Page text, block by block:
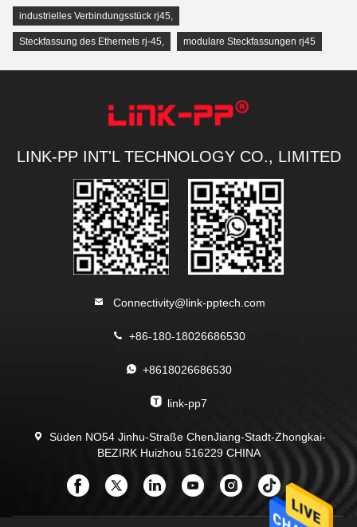
industrielles Verbindungsstück rj45,
Steckfassung des Ethernets rj-45, modulare Steckfassungen rj45
LINK-PP INT'L TECHNOLOGY CO., LIMITED
Connectivity@link-pptech.com
+86-180-18026686530
+8618026686530
link-pp7
Süden NO54 Jinhu-Straße ChenJiang-Stadt-Zhongkai-
BEZIRK Huizhou 516229 CHINA